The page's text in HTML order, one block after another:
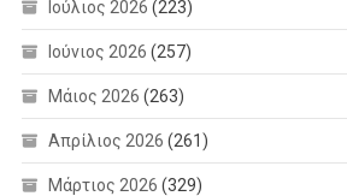
Ιούλιος 2026 (223)
Ιούνιος 2026 (257)
Μάιος 2026 (263)
Απρίλιος 2026 (261)
Μάρτιος 2026 (329)